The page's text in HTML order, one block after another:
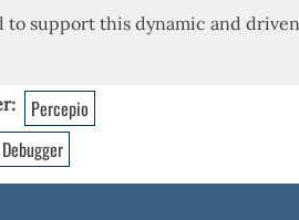
to support this dynamic and
Percepio